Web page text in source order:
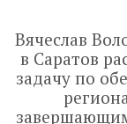
Вячеслав
в Саратов
задачу по